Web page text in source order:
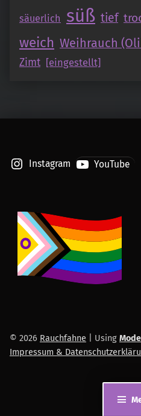
säuerlich süß tief
weich Weihrauch
Zimt [eingestellt]
Instagram YouTube
© 2026 Rauchfahne Using
Impressum &